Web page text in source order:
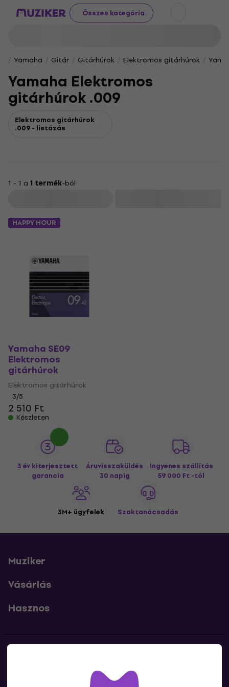
Összes kategória
Yamaha Gitár Gitárhúrok Elektromos gitárhúrok
Yamaha Elektromos
gitárhúrok .009
Elektromos gitárhúrok
.009 - listázás
1 - 1 a 1 termék-ból
HAPPY HOUR
Yamaha SE09
Elektromos
gitárhúrok
Elektromos gitárhúrok
3/5
2 510 Ft
Készleten
3 év kiterjesztett
garancia
Áruvisszaküldés
30 napig
Ingyenes szállítás
59 000 Ft -tól
3M+ ügyfelek Szaktanácsadás
Muziker
Vásárlás
Hasznos
Lépj kapcsolatba velünk